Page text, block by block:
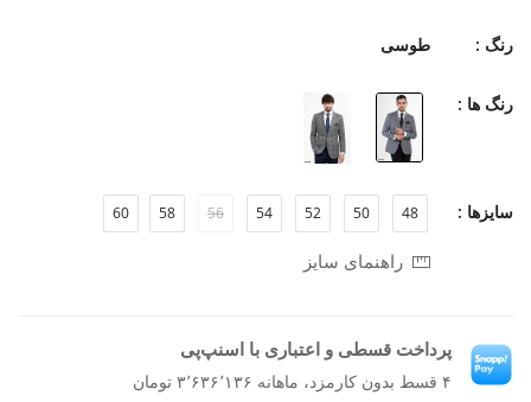
رنگ : طوسی
رنگ ها :
سایزها : 48
50
52
54
56
58
60
راهنمای سایز
پرداخت قسطی و اعتباری با اسنپ‌پی
۴ قسط بدون کارمزد، ماهانه ۳٬۶۳۶٬۱۳۶ تومان